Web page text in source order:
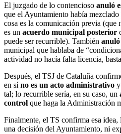
El juzgado de lo contencioso anuló
que el Ayuntamiento había mezclado
cosa es la comunicación previa (que
es un acuerdo municipal posterior
puede ser recurrible). También
municipal que hablaba de
actividad no hacía falta licencia,
Después, el TSJ de Cataluña
en síno es un acto administrativo
tal; lo recurrible sería, en su caso, un
control que haga la Administración
Finalmente, el TS confirma esa
una decisión del Ayuntamiento, ni